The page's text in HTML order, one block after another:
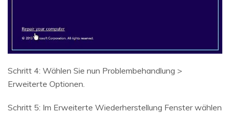
Schritt 4: Wählen Sie nun Problembehandlung >
Erweiterte Optionen.
Schritt 5: Im Erweiterte Wiederherstellung Fenster wählen